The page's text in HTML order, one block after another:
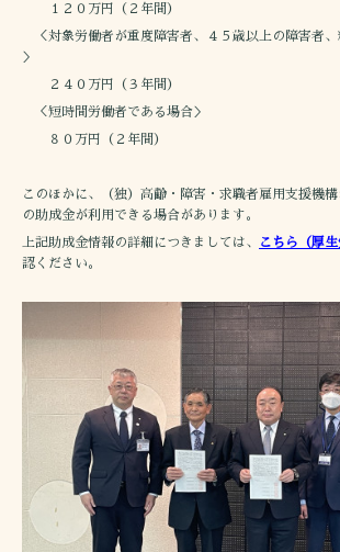
１２０万円（２年間）
＜対象労働者が重度障害者、４５歳以上の障害者
＞
２４０万円（３年間）
＜短時間労働者である場合＞
８０万円（２年間）
このほかに、（独）高齢・障害・求職者雇用支援機
の助成金が利用できる場合があります。
上記助成金情報の詳細につきましては、 こちら（厚
認ください。